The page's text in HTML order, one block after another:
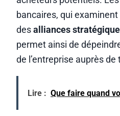
bancaires, qui
desalliances
permet ainsi de
de l’entreprise auprès
Lire : Que faire quand